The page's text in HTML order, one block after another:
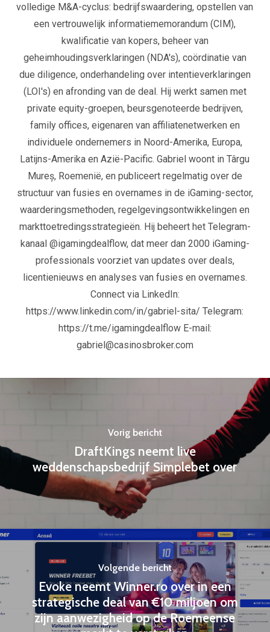
volledige M&A-cyclus: bedrijfswaardering, opstellen van
een vertrouwelijk informatiememorandum (CIM),
kwalificatie van kopers, beheer van
geheimhoudingsverklaringen (NDA's), coördinatie van
due diligence, onderhandeling over intentieverklaringen
(LOI's) en afronding van de deal. Hij werkt samen met
private equity-groepen, beursgenoteerde bedrijven,
family offices, eigenaren van affiliatenetwerken en
individuele ondernemers in Noord-Amerika, Europa,
Latijns-Amerika en Azië-Pacific. Gabriel woont in Târgu
Mureș, Roemenië, en publiceert regelmatig over de
structuur van fusies en overnames in de iGaming-sector,
waarderingsmethoden, regelgevingsontwikkelingen en
markttoetredingsstrategieën. Hij beheert het Telegram-
kanaal @igamingdealflow, dat meer dan 2000 iGaming-
professionals voorziet van updates over deals,
licentienieuws en analyses van fusies en overnames.
Connect via LinkedIn:
https://www.linkedin.com/in/gabriel-sita/ Telegram:
https://t.me/igamingdealflow E-mail:
gabriel@casinosbroker.com
Vorig bericht
DraftKings neemt live
weddenschapsbedrijf Simplebet over
Volgende bericht
Evoke neemt Winner.ro over in een
strategische deal van €10 miljoen om
zijn aanwezigheid op de Roemeense